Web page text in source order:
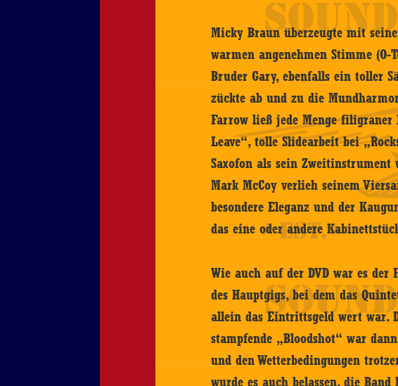
Micky Braun überzeugte mit
warmen angenehmen Stimme
Bruder Gary, ebenfalls ein toller
zückte ab und zu die
Farrow ließ jede Menge filigraner
Leave“, tolle Slidearbeit bei
Saxofon als sein
Mark McCoy verlieh seinem
besondere Eleganz und der
das eine oder andere
Wie auch auf der DVD war es der
des Hauptgigs, bei dem das
allein das Eintrittsgeld wert war.
stampfende „Bloodshot“ war
und den Wetterbedingungen
wurde es auch belassen, die